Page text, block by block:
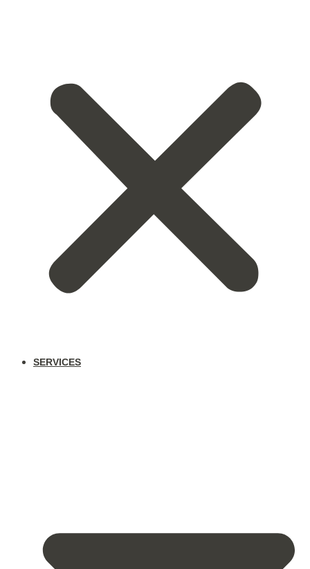
SERVICES